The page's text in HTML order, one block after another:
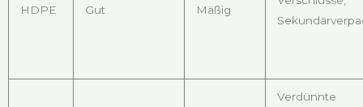
HDPE Gut Mäßig
Verdünnte